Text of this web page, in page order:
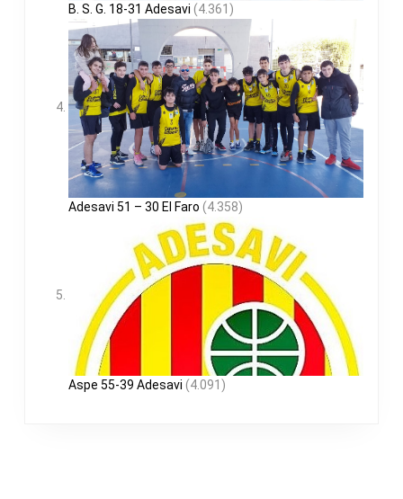
B. S. G. 18-31 Adesavi (4.361)
Adesavi 51 – 30 El Faro (4.358)
Aspe 55-39 Adesavi (4.091)